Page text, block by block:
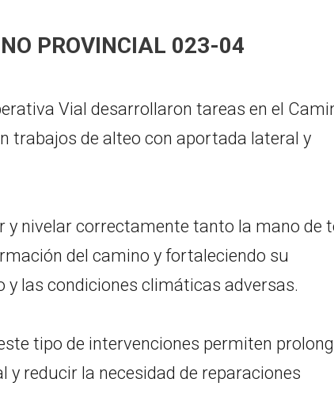
PROVINCIAL 023-04
Vial desarrollaron tareas en el
trabajos de alteo con aportada lateral y
y nivelar correctamente tanto la mano de
del camino y fortaleciendo su
las condiciones climáticas adversas.
tipo de intervenciones permiten
reducir la necesidad de reparaciones